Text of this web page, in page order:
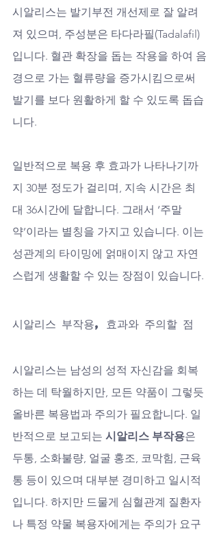
시알리스는 발기부전 개선제로 잘 알려
져 있으며, 주성분은 타다라필(Tadalafil)
입니다. 혈관 확장을 돕는 작용을 하여 음
경으로 가는 혈류량을 증가시킴으로써
발기를 보다 원활하게 할 수 있도록 돕습
니다.
일반적으로 복용 후 효과가 나타나기까
지 30분 정도가 걸리며, 지속 시간은 최
대 36시간에 달합니다. 그래서 ‘주말
약’이라는 별칭을 가지고 있습니다. 이는
성관계의 타이밍에 얽매이지 않고 자연
스럽게 생활할 수 있는 장점이 있습니다.
시알리스 부작용, 효과와 주의할 점
시알리스는 남성의 성적 자신감을 회복
하는 데 탁월하지만, 모든 약품이 그렇듯
올바른 복용법과 주의가 필요합니다. 일
반적으로 보고되는 시알리스 부작용은
두통, 소화불량, 얼굴 홍조, 코막힘, 근육
통 등이 있으며 대부분 경미하고 일시적
입니다. 하지만 드물게 심혈관계 질환자
나 특정 약물 복용자에게는 주의가 요구